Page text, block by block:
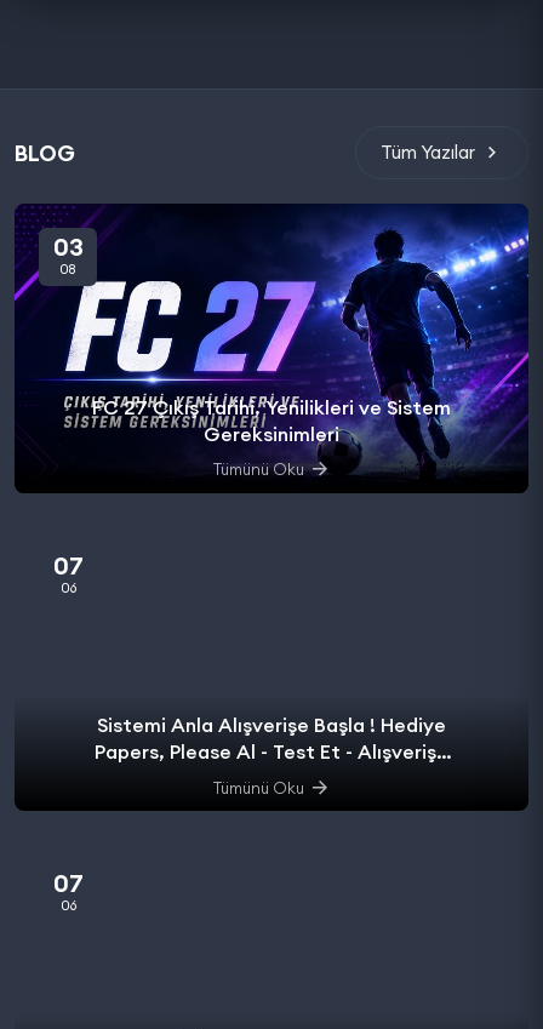
BLOG Tüm Yazılar
03
08
FC 27 Çıkış Tarihi, Yenilikleri ve Sistem
Gereksinimleri
Tümünü Oku
07
06
Sistemi Anla Alışverişe Başla ! Hediye
Papers, Please Al - Test Et - Alışverişe
başla.
Tümünü Oku
07
06